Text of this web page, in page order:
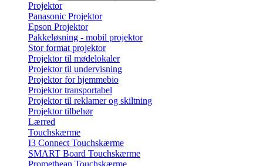
Projektor
Panasonic Projektor
Epson Projektor
Pakkeløsning - mobil projektor
Stor format projektor
Projektor til mødelokaler
Projektor til undervisning
Projektor for hjemmebio
Projektor transportabel
Projektor til reklamer og skiltning
Projektor tilbehør
Lærred
Touchskærme
I3 Connect Touchskærme
SMART Board Touchskærme
Promethean Touchskærme